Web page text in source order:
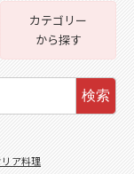
カテゴリー
から探す
検索
ア料理